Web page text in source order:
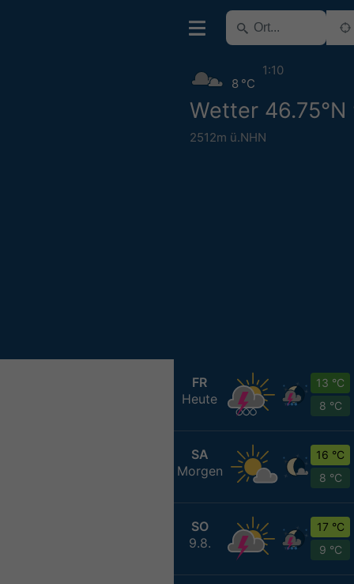
Wetter 46.75°N
2512m ü.NHN
8 °C
1:10
FR
Heute
13 °C
8 °C
SA
Morgen
16 °C
8 °C
SO
9.8.
17 °C
9 °C